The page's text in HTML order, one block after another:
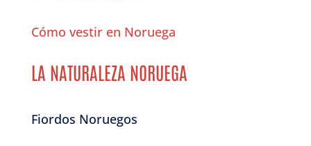
Cómo vestir en Noruega
LA NATURALEZA NORUEGA
Fiordos Noruegos